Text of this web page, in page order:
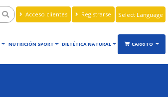
Acceso clientes Registrarse
Translate
NUTRICIÓN SPORT DIETÉTICA NATURAL CARRITO